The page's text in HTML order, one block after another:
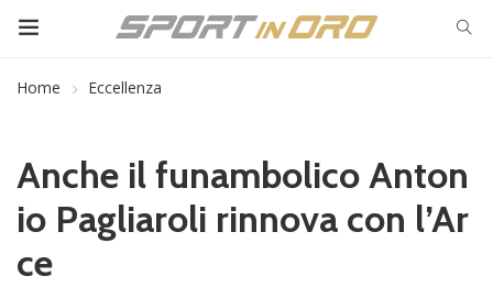
Home Eccellenza
Anche il funambolico Anton
io Pagliaroli rinnova con l’Ar
ce